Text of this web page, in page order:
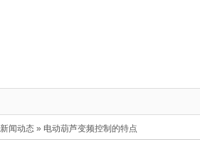
新闻动态 » 电动葫芦变频控制的特点